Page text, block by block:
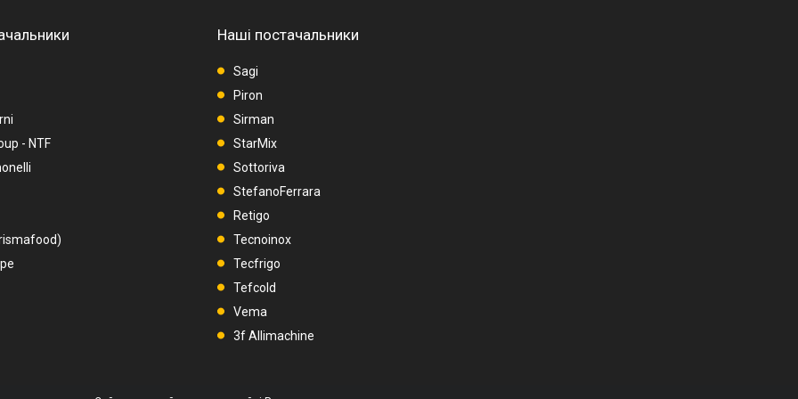
- NTF
Наші постачальники
Sagi
Piron
Sirman
StarMix
Sottoriva
StefanoFerrara
Retigo
Tecnoinox
Tecfrigo
Tefcold
Vema
3f Allimachine